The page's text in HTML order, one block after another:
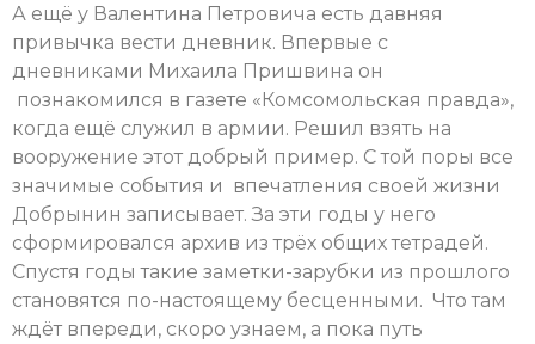
А ещё у Валентина Петровича есть давняя
привычка вести дневник. Впервые с
дневниками Михаила Пришвина он
познакомился в газете «Комсомольская правда»,
когда ещё служил в армии. Решил взять на
вооружение этот добрый пример. С той поры все
значимые события и впечатления своей жизни
Добрынин записывает. За эти годы у него
сформировался архив из трёх общих тетрадей.
Спустя годы такие заметки-зарубки из прошлого
становятся по-настоящему бесценными. Что там
ждёт впереди, скоро узнаем, а пока путь